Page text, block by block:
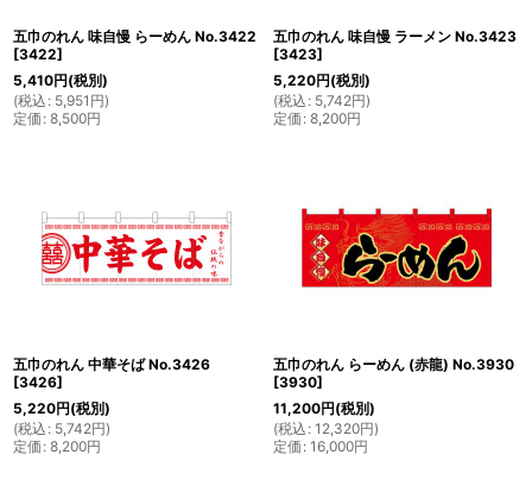
五巾のれん 味自慢 らーめん No.3422
[3422]
5,410円(税別)
(税込 : 5,951 円)
定価 : 8,500円
五巾のれん 味自慢 ラーメン No.3423
[3423]
5,220円(税別)
(税込 : 5,742円)
定価 : 8,200円
五巾のれん 中華そば No.3426
[3426]
5,220円(税別)
(税込 : 5,742円)
定価 : 8,200円
五巾のれん らーめん (赤龍) No.3930
[3930]
11,200円(税別)
(税込 : 12,320円)
定価 : 16,000円